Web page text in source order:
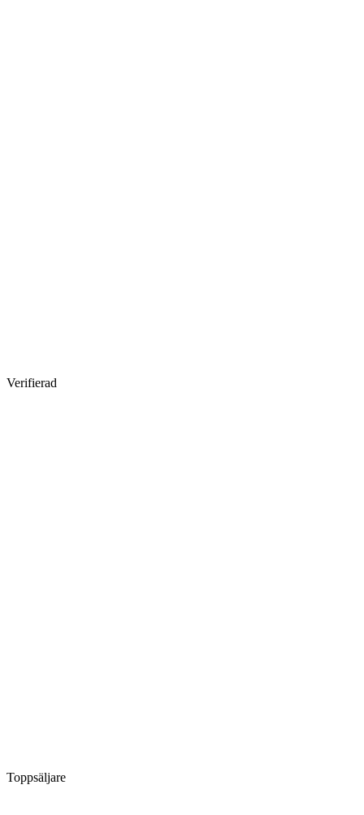
Verifierad
Toppsäljare